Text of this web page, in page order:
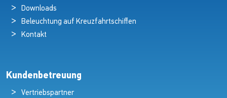
Downloads
Beleuchtung auf Kreuzfahrtschiffen
Kontakt
Kundenbetreuung
Vertriebspartner